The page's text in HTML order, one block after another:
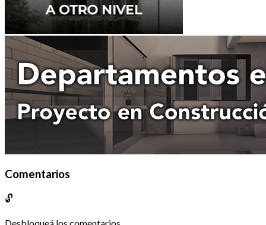
Comentarios
🔓
Desbloqueá los comentarios